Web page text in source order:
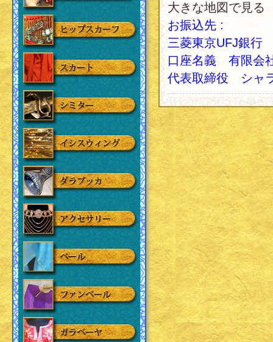
大きな地図で見る
お振込先 :
三菱東京UFJ銀
口座名義 有限会
代表取締役 シャ